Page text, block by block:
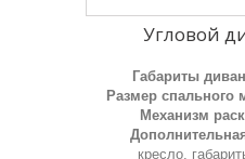
Угловой
Габариты
Размер спального
Механизм
кресло,